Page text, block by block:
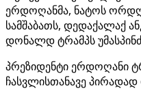
ერდოღანმა, ნატოს
სამშაბათს, დედაქალაქ
დონალდ ტრამპს
პრეზიდენტი ერდოღანი
ჩასვლისთანავე პირადად